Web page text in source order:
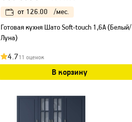
от 126.00
/мес.
Готовая кухня Шато Soft-touch 1,6А (Белый/
Луна)
4.711 оценок
В корзину